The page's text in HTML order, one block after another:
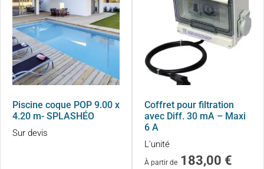
Piscine coque POP 9.00 x
4.20 m- SPLASHÉO
Sur devis
Coffret pour filtration
avec Diff. 30 mA – Maxi
6 A
L'unité
À partir de 183,00 €